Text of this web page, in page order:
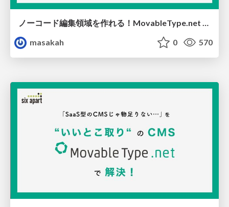
ノーコード編集領域を作れる！MovableType.net 「かんたんデザイン編集機能」徹底解説
masakah
0 570